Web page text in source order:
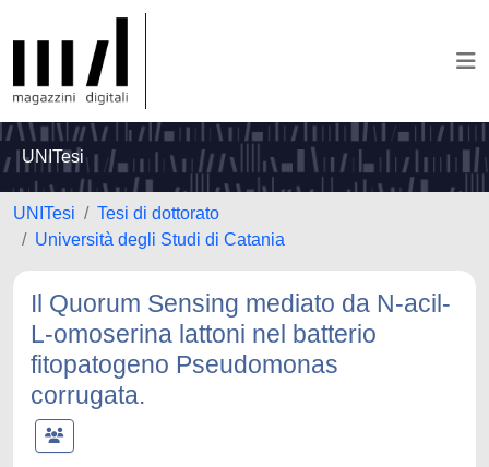
UNITesi
UNITesi
Tesi di dottorato
Università degli Studi di Catania
Il Quorum Sensing mediato da N-acil-
L-omoserina lattoni nel batterio
fitopatogeno Pseudomonas
corrugata.